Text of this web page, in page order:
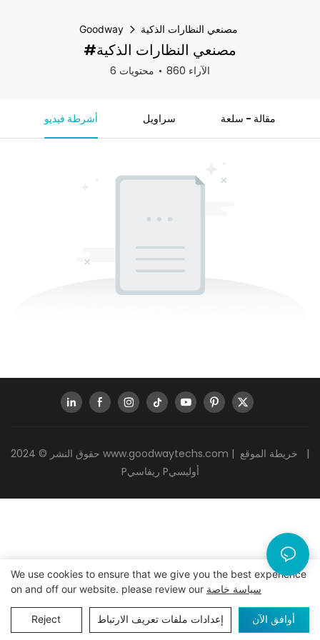
Goodway مصنعي النظارات الذكية
#مصنعي النظارات الذكية
6 محتويات 860 الآراء
أشرطة فيديو سراويل مقالة - سلعة
www.goodwaytechs.com |
|
Pريفاسي Pأوليسي
We use cookies to ensure that we give you the best experience
on and off our website. please review our سياسة خاصة
Reject إعدادات ملفات تعريف الارتباط أوافق الآن